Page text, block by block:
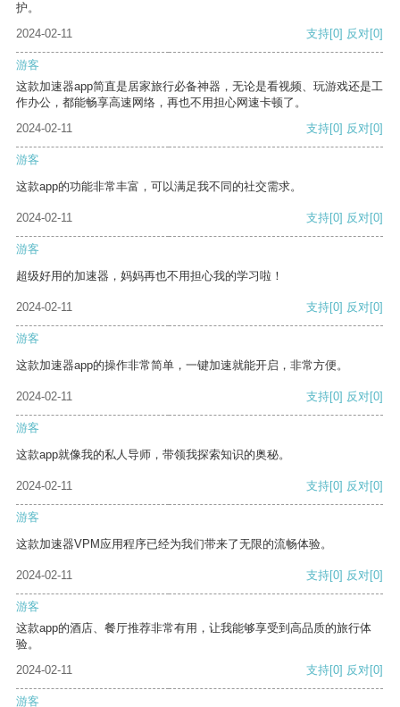
护。
2024-02-11
支持[0] 反对[0]
游客
这款加速器app简直是居家旅行必备神器，无论是看视频、玩游戏还是工
作办公，都能畅享高速网络，再也不用担心网速卡顿了。
2024-02-11
支持[0] 反对[0]
游客
这款app的功能非常丰富，可以满足我不同的社交需求。
2024-02-11 支持[0] 反对[0]
游客
超级好用的加速器，妈妈再也不用担心我的学习啦！
2024-02-11 支持[0] 反对[0]
游客
这款加速器app的操作非常简单，一键加速就能开启，非常方便。
2024-02-11 支持[0] 反对[0]
游客
这款app就像我的私人导师，带领我探索知识的奥秘。
2024-02-11 支持[0] 反对[0]
游客
这款加速器VPM应用程序已经为我们带来了无限的流畅体验。
2024-02-11 支持[0] 反对[0]
游客
这款app的酒店、餐厅推荐非常有用，让我能够享受到高品质的旅行体
验。
2024-02-11
支持[0] 反对[0]
游客